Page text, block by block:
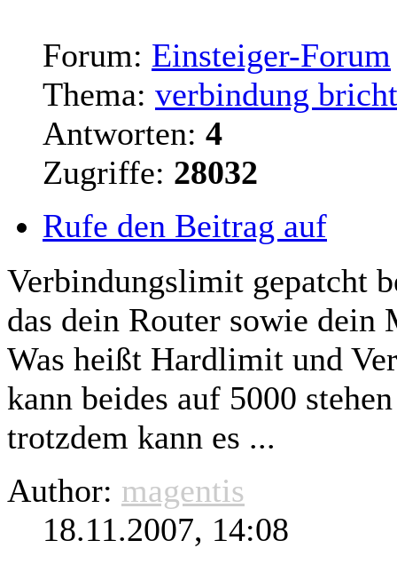
Forum: Einsteiger-Forum
Thema: verbindung
Antworten: 4
Zugriffe: 28032
Rufe den Beitrag auf
Verbindungslimit gepatcht
das dein Router sowie dein
Was heißt Hardlimit und
kann beides auf 5000
trotzdem kann es ...
Author: magentis
18.11.2007, 14:08